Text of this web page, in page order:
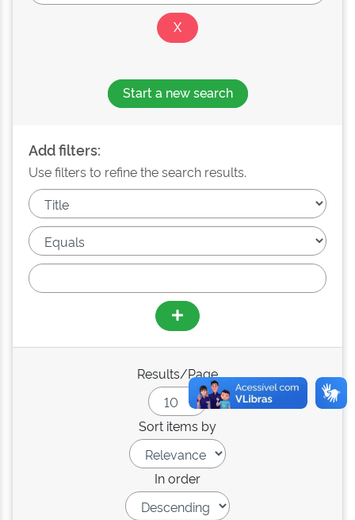
Start a new search
Add filters:
Use filters to refine the search results.
Results/Page
Sort items by
In order